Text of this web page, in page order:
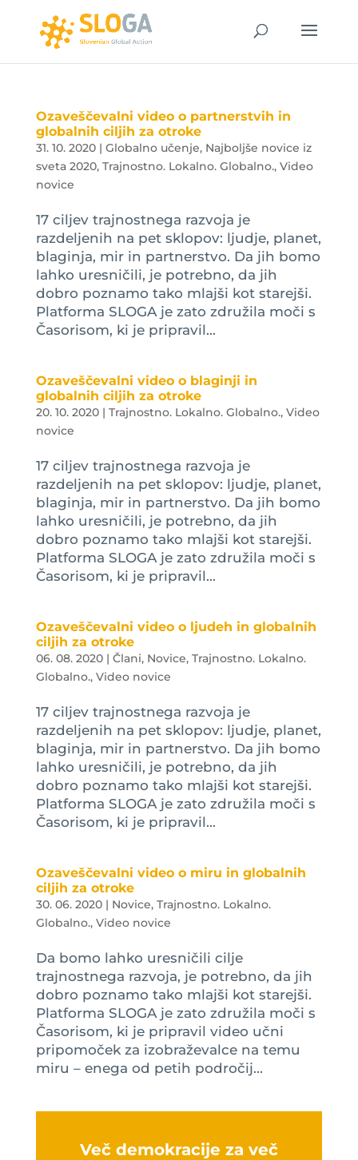
Ozaveščevalni video o partnerstvih in
globalnih ciljih za otroke
31. 10. 2020| Globalno učenje, Najboljše novice iz
sveta 2020, Trajnostno. Lokalno. Globalno., Video
novice
17 ciljev trajnostnega razvoja je
razdeljenih na pet sklopov: ljudje, planet,
blaginja, mir in partnerstvo. Da jih bomo
lahko uresničili, je potrebno, da jih
dobro poznamo tako mlajši kot starejši.
Platforma SLOGA je zato združila moči s
Časorisom, ki je pripravil...
Ozaveščevalni video o blaginji in
globalnih ciljih za otroke
20. 10. 2020| Trajnostno. Lokalno. Globalno., Video
novice
17 ciljev trajnostnega razvoja je
razdeljenih na pet sklopov: ljudje, planet,
blaginja, mir in partnerstvo. Da jih bomo
lahko uresničili, je potrebno, da jih
dobro poznamo tako mlajši kot starejši.
Platforma SLOGA je zato združila moči s
Časorisom, ki je pripravil...
Ozaveščevalni video o ljudeh in globalnih
ciljih za otroke
06. 08. 2020| Člani, Novice, Trajnostno. Lokalno.
Globalno., Video novice
17 ciljev trajnostnega razvoja je
razdeljenih na pet sklopov: ljudje, planet,
blaginja, mir in partnerstvo. Da jih bomo
lahko uresničili, je potrebno, da jih
dobro poznamo tako mlajši kot starejši.
Platforma SLOGA je zato združila moči s
Časorisom, ki je pripravil...
Ozaveščevalni video o miru in globalnih
ciljih za otroke
30. 06. 2020| Novice, Trajnostno. Lokalno.
Globalno., Video novice
Da bomo lahko uresničili cilje
trajnostnega razvoja, je potrebno, da jih
dobro poznamo tako mlajši kot starejši.
Platforma SLOGA je zato združila moči s
Časorisom, ki je pripravil video učni
pripomoček za izobraževalce na temu
miru – enega od petih področij...
Več demokracije za več